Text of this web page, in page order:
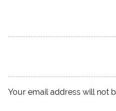
Your email address will not